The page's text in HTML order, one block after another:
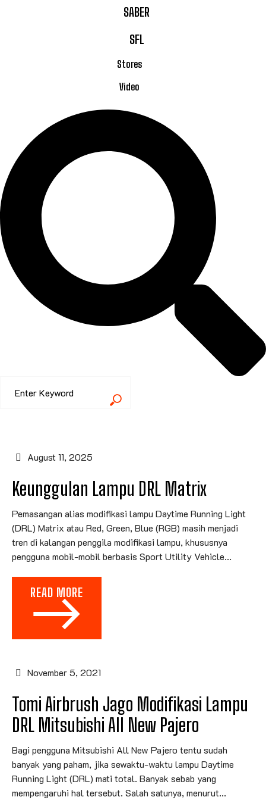
SABER
SFL
Stores
Video
August 11, 2025
Keunggulan Lampu DRL Matrix
Pemasangan alias modifikasi lampu Daytime Running Light
(DRL) Matrix atau Red, Green, Blue (RGB) masih menjadi
tren di kalangan penggila modifikasi lampu, khususnya
pengguna mobil-mobil berbasis Sport Utility Vehicle...
READ MORE
November 5, 2021
Tomi Airbrush Jago Modifikasi Lampu
DRL Mitsubishi All New Pajero
Bagi pengguna Mitsubishi All New Pajero tentu sudah
banyak yang paham, jika sewaktu-waktu lampu Daytime
Running Light (DRL) mati total. Banyak sebab yang
mempengaruhi hal tersebut. Salah satunya, menurut...